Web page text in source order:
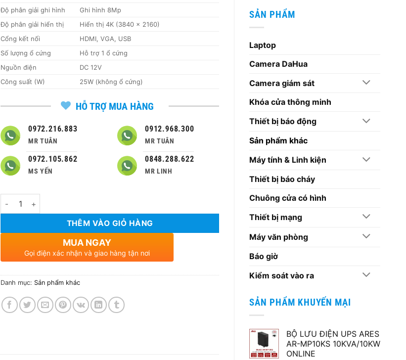
SẢN PHẨM
Laptop
Camera DaHua
Camera giám sát
Khóa cửa thông minh
Thiết bị báo động
Sản phẩm khác
Máy tính & Linh kiện
Thiết bị báo cháy
Chuông cửa có hình
Thiết bị mạng
Máy văn phòng
Báo giờ
Kiểm soát vào ra
SẢN PHẨM KHUYẾN MẠI
BỘ LƯU ĐIỆN UPS ARES
AR-MP10KS 10KVA/10KW
ONLINE
Độ phân giải ghi hình
Ghi hình 8Mp
Độ phân giải hiển thị
Hiển thị 4K (3840 × 2160)
Cổng kết nối
HDMI, VGA, USB
Số lượng ổ cứng
Hỗ trợ 1 ổ cứng
Nguồn điện
DC 12V
Công suất (W)
25W (không ổ cứng)
HỖ TRỢ MUA HÀNG
0972.216.883
MR TUÂN
0972.105.862
MS YẾN
0912.968.300
MR TUÂN
0848.288.622
MR LINH
Số lượng
THÊM VÀO GIỎ HÀNG
MUA NGAY
Gọi điện xác nhận và giao hàng tận nơi
Danh mục: Sản phẩm khác